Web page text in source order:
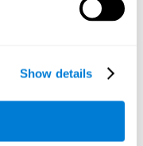
Show details